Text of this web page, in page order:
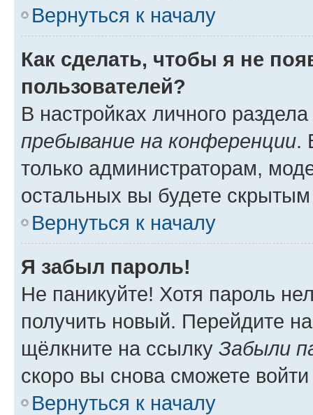
Вернуться к началу
Как сделать, чтобы я не
пользователей?
В настройках личного
пребывание на конференции.
только администраторам,
остальных вы будете
Вернуться к началу
Я забыл пароль!
Не паникуйте! Хотя пароль
получить новый. Перейдите
щёлкните на ссылку Забыли
скоро вы снова сможете
Вернуться к началу